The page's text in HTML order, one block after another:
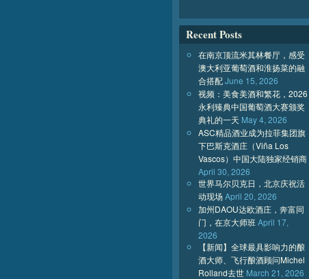
Recent Posts
在南京顶流米其林餐厅，感受
澳大利亚葡萄酒和淮扬菜的融
合搭配June 15, 2026
视频：美食美酒和繁花，2026
永利臻典中国葡萄酒大赛颁奖
典礼的一天 May 4, 2026
ASC精品酒业成为拉菲集团旗
下巴斯克酒庄（Viña Los
Vascos）中国大陆独家经销商
April 30, 2026
世界马尔贝克日，北京庆祝活
动现场April 20, 2026
加州DAOU达欧酒庄，奔富同
门，在京大师班 April 17,
2026
【新闻】全球最具影响力的酿
酒大师、飞行酿酒顾问Michel
Rolland去世 March 21, 2026